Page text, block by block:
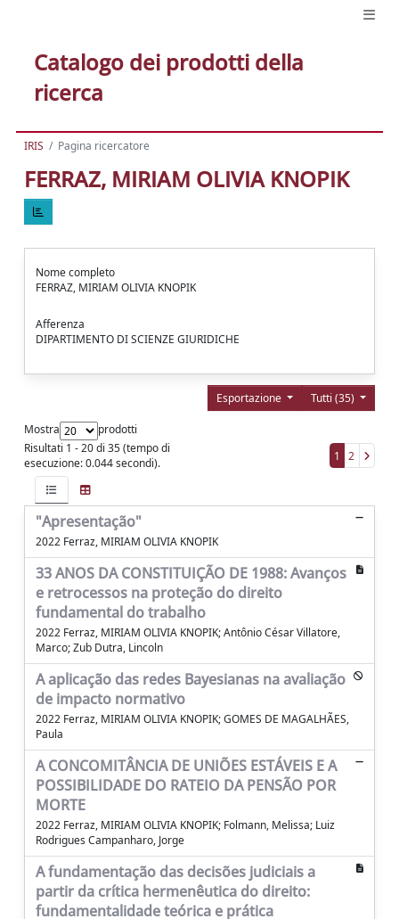
Catalogo dei prodotti della
ricerca
IRIS Pagina ricercatore
FERRAZ, MIRIAM OLIVIA KNOPIK
Nome completo
FERRAZ, MIRIAM OLIVIA KNOPIK
Afferenza
DIPARTIMENTO DI SCIENZE GIURIDICHE
Tutti (35)
Esportazione
Mostra
prodotti
Risultati 1 - 20 di 35 (tempo di
esecuzione: 0.044 secondi).
1 2
"Apresentação"
2022 Ferraz, MIRIAM OLIVIA KNOPIK
33 ANOS DA CONSTITUIÇÃO DE 1988: Avanços
e retrocessos na proteção do direito
fundamental do trabalho
2022 Ferraz, MIRIAM OLIVIA KNOPIK; Antônio César Villatore,
Marco; Zub Dutra, Lincoln
A aplicação das redes Bayesianas na avaliação
de impacto normativo
2022 Ferraz, MIRIAM OLIVIA KNOPIK; GOMES DE MAGALHÃES,
Paula
A CONCOMITÂNCIA DE UNIÕES ESTÁVEIS E A
POSSIBILIDADE DO RATEIO DA PENSÃO POR
MORTE
2022 Ferraz, MIRIAM OLIVIA KNOPIK; Folmann, Melissa; Luiz
Rodrigues Campanharo, Jorge
A fundamentação das decisões judiciais a
partir da crítica hermenêutica do direito:
fundamentalidade teórica e prática